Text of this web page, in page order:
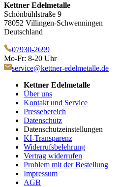
Kettner Edelmetalle
Schönbühlstraße 9
78052 Villingen-Schwenningen
Deutschland
07930-2699
Mo-Fr: 8-20 Uhr
service@kettner-edelmetalle.de
Kettner Edelmetalle
Über uns
Kontakt und Service
Pressebereich
Datenschutz
Datenschutzeinstellungen
KI-Transparenz
Widerrufsbelehrung
Vertrag widerrufen
Problem mit der Bestellung
Impressum
AGB